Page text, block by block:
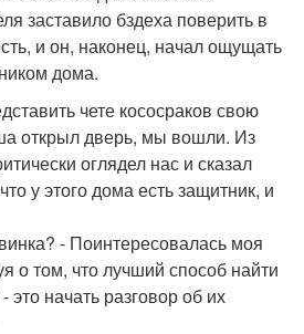
заставило бздеха поверить в
и он, наконец, начал ощущать
дома.
чете кососраков свою
открыл дверь, мы вошли. Из
оглядел нас и сказал
у этого дома есть защитник, и
- Поинтересовалась моя
о том, что лучший способ найти
начать разговор об их